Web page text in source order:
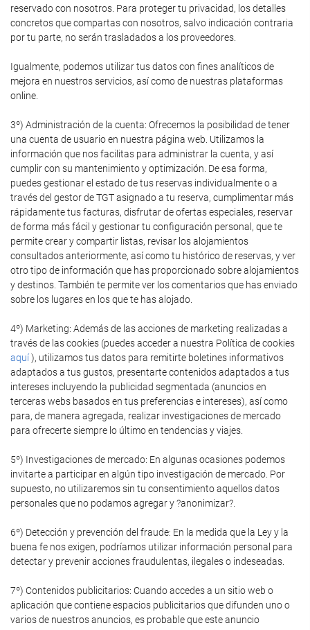
reservado con nosotros. Para proteger tu privacidad, los detalles
concretos que compartas con nosotros, salvo indicación contraria
por tu parte, no serán trasladados a los proveedores.
Igualmente, podemos utilizar tus datos con fines analíticos de
mejora en nuestros servicios, así como de nuestras plataformas
online.
3º) Administración de la cuenta: Ofrecemos la posibilidad de tener
una cuenta de usuario en nuestra página web. Utilizamos la
información que nos facilitas para administrar la cuenta, y así
cumplir con su mantenimiento y optimización. De esa forma,
puedes gestionar el estado de tus reservas individualmente o a
través del gestor de TGT asignado a tu reserva, cumplimentar más
rápidamente tus facturas, disfrutar de ofertas especiales, reservar
de forma más fácil y gestionar tu configuración personal, que te
permite crear y compartir listas, revisar los alojamientos
consultados anteriormente, así como tu histórico de reservas, y ver
otro tipo de información que has proporcionado sobre alojamientos
y destinos. También te permite ver los comentarios que has enviado
sobre los lugares en los que te has alojado.
4º) Marketing: Además de las acciones de marketing realizadas a
través de las cookies (puedes acceder a nuestra Política de cookies
aquí), utilizamos tus datos para remitirte boletines informativos
adaptados a tus gustos, presentarte contenidos adaptados a tus
intereses incluyendo la publicidad segmentada (anuncios en
terceras webs basados en tus preferencias e intereses), así como
para, de manera agregada, realizar investigaciones de mercado
para ofrecerte siempre lo último en tendencias y viajes.
5º) Investigaciones de mercado: En algunas ocasiones podemos
invitarte a participar en algún tipo investigación de mercado. Por
supuesto, no utilizaremos sin tu consentimiento aquellos datos
personales que no podamos agregar y ?anonimizar?.
6º) Detección y prevención del fraude: En la medida que la Ley y la
buena fe nos exigen, podríamos utilizar información personal para
detectar y prevenir acciones fraudulentas, ilegales o indeseadas.
7º) Contenidos publicitarios: Cuando accedes a un sitio web o
aplicación que contiene espacios publicitarios que difunden uno o
varios de nuestros anuncios, es probable que este anuncio